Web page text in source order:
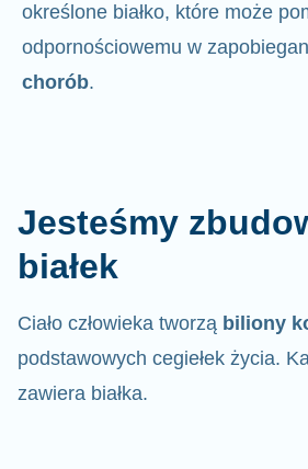
określone białko, które może
odpornościowemu w
chorób.
Jesteśmy
białek
Ciało człowieka tworzą biliony
podstawowych cegiełek życia.
zawiera białka.